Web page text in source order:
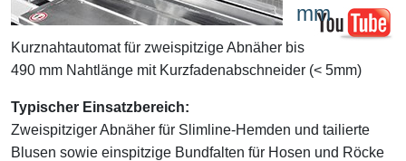
mm
Kurznahtautomat für zweispitzige Abnäher bis
490 mm Nahtlänge mit Kurzfadenabschneider (< 5mm)
Typischer Einsatzbereich:
Zweispitziger Abnäher für Slimline-Hemden und tailierte
Blusen sowie einspitzige Bundfalten für Hosen und Röcke